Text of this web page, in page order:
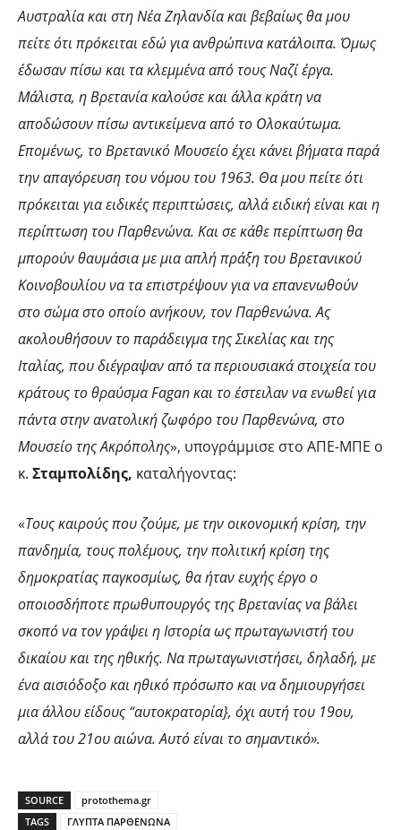
Αυστραλία και στη Νέα Ζηλανδία και βεβαίως θα μου
πείτε ότι πρόκειται εδώ για ανθρώπινα κατάλοιπα. Όμως
έδωσαν πίσω και τα κλεμμένα από τους Ναζί έργα.
Μάλιστα, η Βρετανία καλούσε και άλλα κράτη να
αποδώσουν πίσω αντικείμενα από το Ολοκαύτωμα.
Επομένως, το Βρετανικό Μουσείο έχει κάνει βήματα παρά
την απαγόρευση του νόμου του 1963. Θα μου πείτε ότι
πρόκειται για ειδικές περιπτώσεις, αλλά ειδική είναι και η
περίπτωση του Παρθενώνα. Και σε κάθε περίπτωση θα
μπορούν θαυμάσια με μια απλή πράξη του Βρετανικού
Κοινοβουλίου να τα επιστρέψουν για να επανενωθούν
στο σώμα στο οποίο ανήκουν, τον Παρθενώνα. Ας
ακολουθήσουν το παράδειγμα της Σικελίας και της
Ιταλίας, που διέγραψαν από τα περιουσιακά στοιχεία του
κράτους το θραύσμα Fagan και το έστειλαν να ενωθεί για
πάντα στην ανατολική ζωφόρο του Παρθενώνα, στο
Μουσείο της Ακρόπολης», υπογράμμισε στο ΑΠΕ-ΜΠΕ ο
κ. Σταμπολίδης, καταλήγοντας:
«Τους καιρούς που ζούμε, με την οικονομική κρίση, την
πανδημία, τους πολέμους, την πολιτική κρίση της
δημοκρατίας παγκοσμίως, θα ήταν ευχής έργο ο
οποιοσδήποτε πρωθυπουργός της Βρετανίας να βάλει
σκοπό να τον γράψει η Ιστορία ως πρωταγωνιστή του
δικαίου και της ηθικής. Να πρωταγωνιστήσει, δηλαδή, με
ένα αισιόδοξο και ηθικό πρόσωπο και να δημιουργήσει
μια άλλου είδους “αυτοκρατορία}, όχι αυτή του 19ου,
αλλά του 21ου αιώνα. Αυτό είναι το σημαντικό».
SOURCE
protothema.gr
TAGS
ΓΛΥΠΤΑ ΠΑΡΘΕΝΩΝΑ